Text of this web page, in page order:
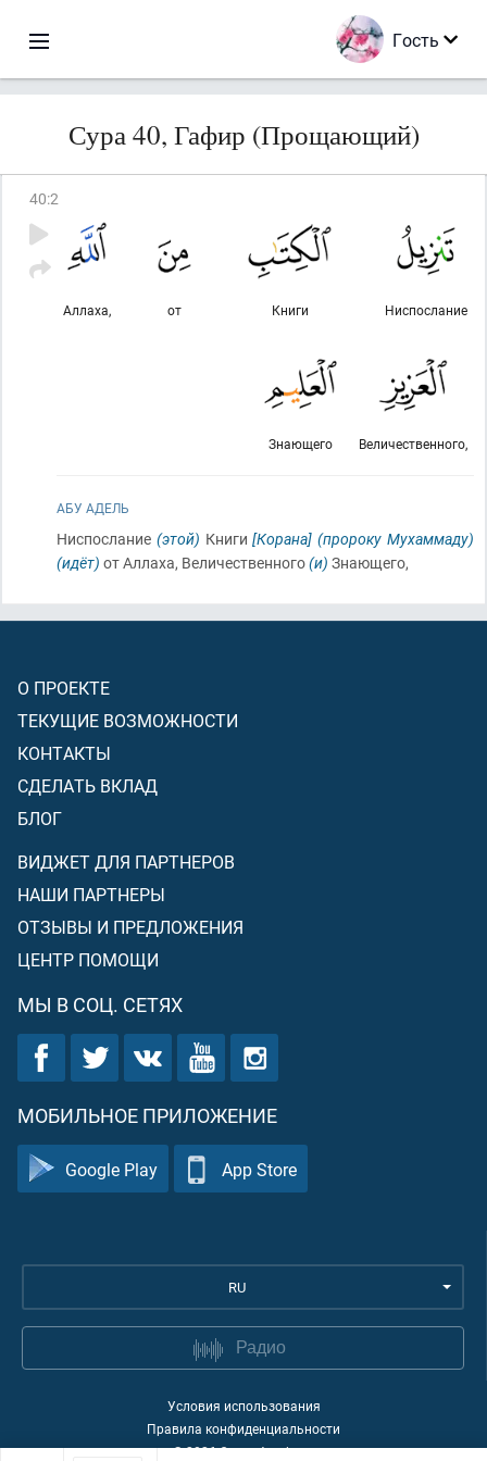
Гость
Сура 40, Гафир (Прощающий)
40:2
Ниспослание
Книги
от
Аллаха,
Величественного,
Знающего
АБУ АДЕЛЬ
Ниспослание (этой) Книги[Корана] (пророку Мухаммаду)
(идёт) от Аллаха, Величественного(и) Знающего,
О ПРОЕКТЕ
ТЕКУЩИЕ ВОЗМОЖНОСТИ
КОНТАКТЫ
СДЕЛАТЬ ВКЛАД
БЛОГ
ВИДЖЕТ ДЛЯ ПАРТНЕРОВ
НАШИ ПАРТНЕРЫ
ОТЗЫВЫ И ПРЕДЛОЖЕНИЯ
ЦЕНТР ПОМОЩИ
МЫ В СОЦ. СЕТЯХ
МОБИЛЬНОЕ ПРИЛОЖЕНИЕ
Google Play App Store
RU
Радио
Условия использования
Правила конфиденциальности
©2026Quran Academy